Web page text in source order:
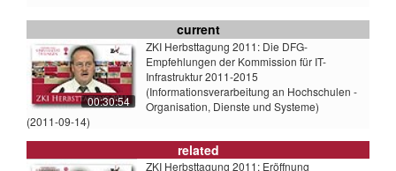
current
00:30:54
ZKI Herbsttagung 2011: Die DFG-
Empfehlungen der Kommission für IT-
Infrastruktur 2011-2015
(Informationsverarbeitung an Hochschulen -
Organisation, Dienste und Systeme)
(2011-09-14)
related
ZKI Herbsttagung 2011: Eröffnung